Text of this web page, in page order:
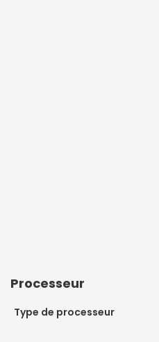
Processeur
Type de processeur